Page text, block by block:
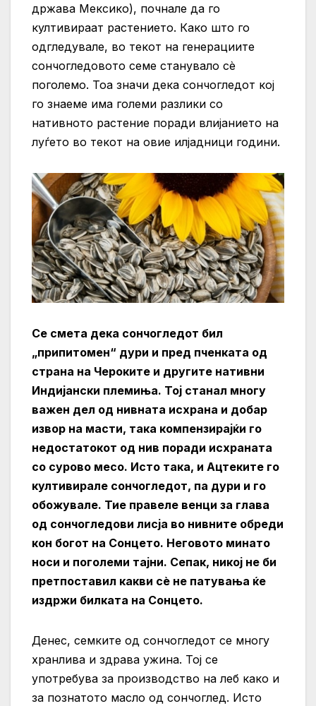
држава Мексико), почнале да го
култивираат растението. Како што го
одгледувале, во текот на генерациите
сончогледовото семе станувало сè
поголемо. Тоа значи дека сончогледот кој
го знаеме има големи разлики со
нативното растение поради влијанието на
луѓето во текот на овие илјадници години.
Се смета дека сончогледот бил
„припитомен“ дури и пред пченката од
страна на Чероките и другите нативни
Индијански племиња. Тој станал многу
важен дел од нивната исхрана и добар
извор на масти, така компензирајќи го
недостатокот од нив поради исхраната
со сурово месо. Исто така, и Ацтеките го
култивирале сончогледот, па дури и го
обожувале. Тие правеле венци за глава
од сончогледови лисја во нивните обреди
кон богот на Сонцето. Неговото минато
носи и поголеми тајни. Сепак, никој не би
претпоставил какви сè не патувања ќе
издржи билката на Сонцето.
Денес, семките од сончогледот се многу
хранлива и здрава ужина. Тој се
употребува за производство на леб како и
за познатото масло од сончоглед. Исто